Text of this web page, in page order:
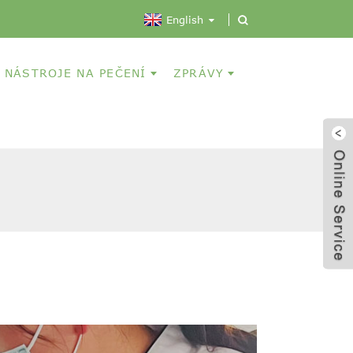
English
NÁSTROJE NA PEČENÍ ZPRÁVY